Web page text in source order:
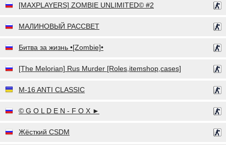
[MAXPLAYERS] ZOMBIE UNLIMITED© #2
МАЛИНОВЫЙ РАССВЕТ
Битва за жизнь •[Zombie]•
[The Melorian] Rus Murder [Roles,itemshop,cases]
M-16 ANTI CLASSIC
© G O L D E N - F O X ►
Жёсткий CSDM